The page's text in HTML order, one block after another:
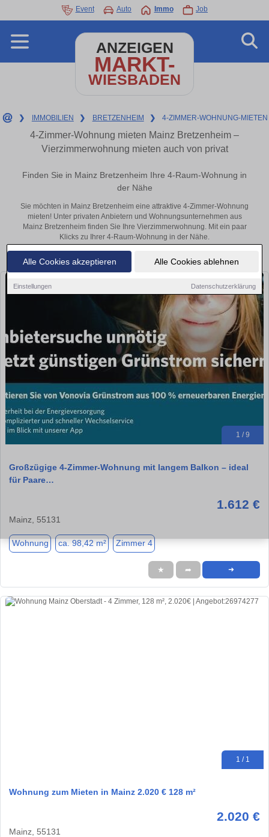
Alle Cookies akzeptieren Alle Cookies ablehnen
Einstellungen Datenschutzerklärung
Event Auto Immo Job
ANZEIGEN
MARKT-
WIESBADEN
❯ IMMOBILIEN ❯ BRETZENHEIM ❯ 4-ZIMMER-WOHNUNG-MIETEN
4-Zimmer-Wohnung mieten Mainz Bretzenheim –
Vierzimmerwohnung mieten auch von privat
Finden Sie in Mainz Bretzenheim Ihre 4-Raum-Wohnung in
der Nähe
Sie möchten in Mainz Bretzenheim eine attraktive 4-Zimmer-Wohnung
mieten! Unter privaten Anbietern und Wohnungsunternehmen aus
Mainz Bretzenheim finden Sie Ihre Vierzimmerwohnung. Mit ein paar
Klicks zu Ihrer 4-Raum-Wohnung in der Nähe.
Aktuelle Wohnung zum mieten
1 / 9
Großzügige 4-Zimmer-Wohnung mit langem Balkon – ideal
für Paare…
1.612 €
Mainz, 55131
Wohnung ca. 98,42 m² Zimmer 4
★ ➦ ➜
1 / 1
Wohnung zum Mieten in Mainz 2.020 € 128 m²
2.020 €
Mainz, 55131